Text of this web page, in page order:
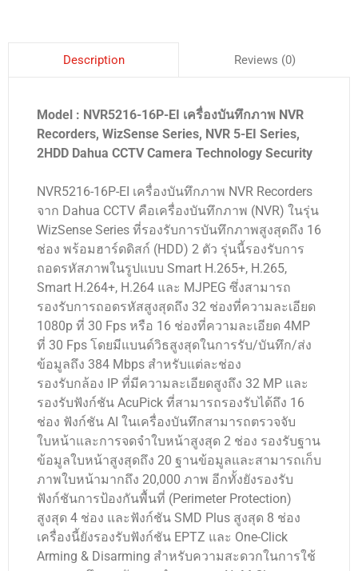
Description Reviews (0)
Model : NVR5216-16P-EI เครื่องบันทึกภาพ NVR
Recorders, WizSense Series, NVR 5-EI Series,
2HDD Dahua CCTV Camera Technology Security
NVR5216-16P-EI เครื่องบันทึกภาพ NVR Recorders
จาก Dahua CCTV คือเครื่องบันทึกภาพ (NVR) ในรุ่น
WizSense Series ที่รองรับการบันทึกภาพสูงสุดถึง 16
ช่อง พร้อมฮาร์ดดิสก์ (HDD) 2 ตัว รุ่นนี้รองรับการ
ถอดรหัสภาพในรูปแบบ Smart H.265+, H.265,
Smart H.264+, H.264 และ MJPEG ซึ่งสามารถ
รองรับการถอดรหัสสูงสุดถึง 32 ช่องที่ความละเอียด
1080p ที่ 30 Fps หรือ 16 ช่องที่ความละเอียด 4MP
ที่ 30 Fps โดยมีแบนด์วิธสูงสุดในการรับ/บันทึก/ส่ง
ข้อมูลถึง 384 Mbps สำหรับแต่ละช่อง
รองรับกล้อง IP ที่มีความละเอียดสูงถึง 32 MP และ
รองรับฟังก์ชัน AcuPick ที่สามารถรองรับได้ถึง 16
ช่อง ฟังก์ชัน AI ในเครื่องบันทึกสามารถตรวจจับ
ใบหน้าและการจดจำใบหน้าสูงสุด 2 ช่อง รองรับฐาน
ข้อมูลใบหน้าสูงสุดถึง 20 ฐานข้อมูลและสามารถเก็บ
ภาพใบหน้ามากถึง 20,000 ภาพ อีกทั้งยังรองรับ
ฟังก์ชันการป้องกันพื้นที่ (Perimeter Protection)
สูงสุด 4 ช่อง และฟังก์ชัน SMD Plus สูงสุด 8 ช่อง
เครื่องนี้ยังรองรับฟังก์ชัน EPTZ และ One-Click
Arming & Disarming สำหรับความสะดวกในการใช้